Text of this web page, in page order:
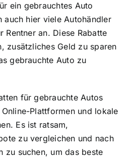
ein gebrauchtes Auto
auch hier viele Autohändler
Rentner an. Diese Rabatte
zusätzliches Geld zu sparen
gebrauchte Auto zu
für gebrauchte Autos
Plattformen und lokale
Es ist ratsam,
zu vergleichen und nach
zu suchen, um das beste